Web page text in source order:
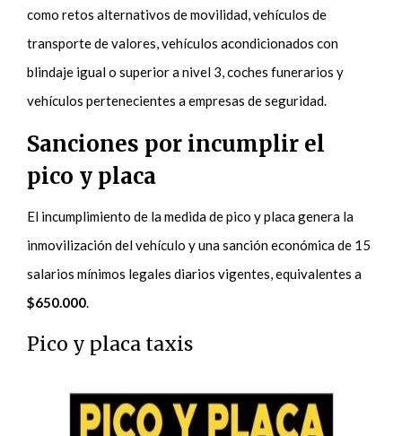
como retos alternativos de movilidad, vehículos de
transporte de valores, vehículos acondicionados con
blindaje igual o superior a nivel 3, coches funerarios y
vehículos pertenecientes a empresas de seguridad.
Sanciones por incumplir el
pico y placa
El incumplimiento de la medida de pico y placa genera la
inmovilización del vehículo y una sanción económica de 15
salarios mínimos legales diarios vigentes, equivalentes a
$650.000.
Pico y placa taxis